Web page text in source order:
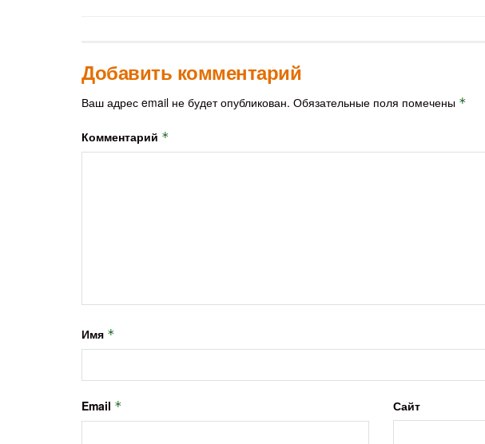
Добавить комментарий
Ваш адрес email не будет опубликован. Обязательные поля помечены *
Комментарий *
Имя *
Email * Сайт